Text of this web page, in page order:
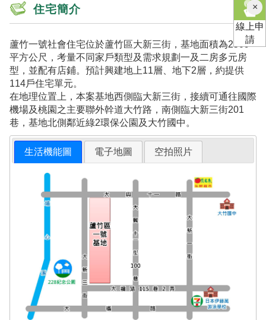
住宅簡介
蘆竹一號社會住宅位於蘆竹區大新三街，基地面積為2509
平方公尺，考量不同家戶類型及需求規劃一及二房多元房
型，並配有店鋪。預計興建地上11層、地下2層，約提供
114戶住宅單元。
在地理位置上，本案基地西側臨大新三街，接續可通往國際
機場及桃園之主要聯外幹道大竹路，南側臨大新三街201
巷，基地北側鄰近綠2環保公園及大竹國中。
生活機能圖 電子地圖 空拍照片
×關
閉
線上申
請